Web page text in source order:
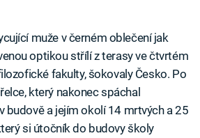
muže v černém oblečení jak
optikou střílí z terasy ve čtvrtém
fakulty, šokovaly Česko. Po
který nakonec spáchal
budově a jejím okolí 14 mrtvých a 25
si útočník do budovy školy